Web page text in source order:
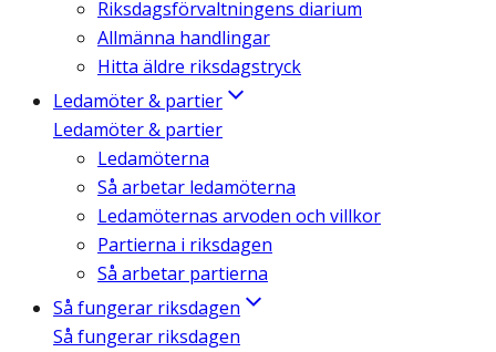
Riksdagsförvaltningens diarium
Allmänna handlingar
Hitta äldre riksdagstryck
Ledamöter & partier
Ledamöter & partier
Ledamöterna
Så arbetar ledamöterna
Ledamöternas arvoden och villkor
Partierna i riksdagen
Så arbetar partierna
Så fungerar riksdagen
Så fungerar riksdagen